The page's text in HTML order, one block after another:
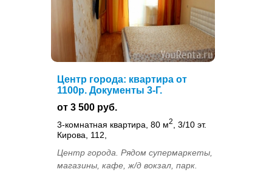
Центр города: квартира от
1100р. Документы 3-Г.
от 3 500 руб.
3-комнатная квартира, 80 м2
, 3/10 эт.
Кирова, 112,
Центр города. Рядом супермаркеты,
магазины, кафе, ж/д вокзал, парк.